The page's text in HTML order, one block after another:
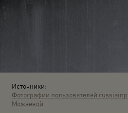
Источники:
Фотографии пользователей
Можаевой